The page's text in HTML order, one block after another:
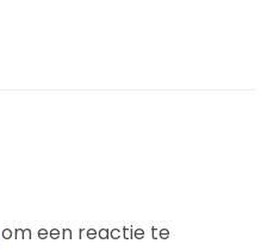
om een reactie te